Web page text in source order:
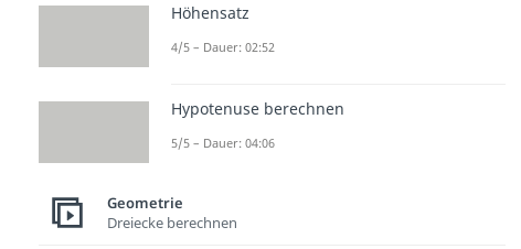
Höhensatz
4/5 – Dauer: 02:52
Hypotenuse berechnen
5/5 – Dauer: 04:06
Geometrie
Dreiecke berechnen